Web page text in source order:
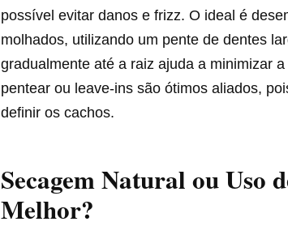
possível evitar danos e frizz. O ideal é
molhados, utilizando um pente de dentes
gradualmente até a raiz ajuda a minimizar
pentear ou leave-ins são ótimos aliados,
definir os cachos.
Secagem Natural ou Uso
Melhor?